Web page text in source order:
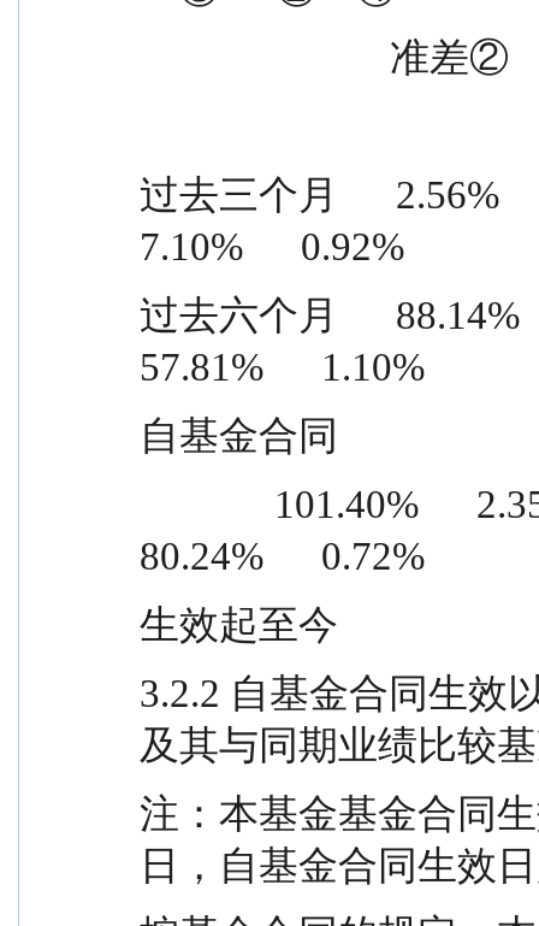
过去三个月      2.56%
7.10%      0.92%
过去六个月      88.14%
57.81%      1.10%
自基金合同
80.24%      0.72%
生效起至今
3.2.2 自基金合同生效
及其与同期业绩比较
注：本基金基金合同
日，自基金合同生效